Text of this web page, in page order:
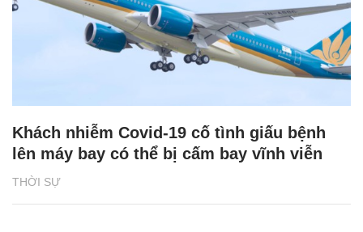
THỜI SỰ
Khách nhiễm Covid-19 cố tình giấu bệnh
lên máy bay có thể bị cấm bay vĩnh viễn